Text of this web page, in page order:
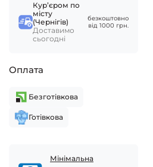
Курʼєром по
місту
(Чернігів)
Доставимо
сьогодні
безкоштовно
від 1000 грн.
Оплата
Безготівкова
Готівкова
Мінімальна